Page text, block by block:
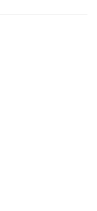
Rechtspraak.nl
Rechtspraak.nl
verlaat - U verlaat